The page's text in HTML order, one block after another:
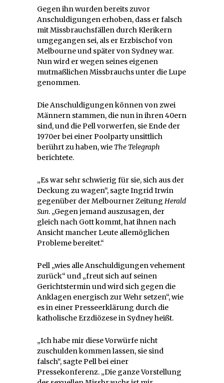
Gegen ihn wurden bereits zuvor
Anschuldigungen erhoben, dass er falsch
mit Missbrauchsfällen durch Klerikern
umgegangen sei, als er Erzbischof von
Melbourne und später von Sydney war.
Nun wird er wegen seines eigenen
mutmaßlichen Missbrauchs unter die Lupe
genommen.
Die Anschuldigungen können von zwei
Männern stammen, die nun in ihren 40ern
sind, und die Pell vorwerfen, sie Ende der
1970er bei einer Poolparty unsittlich
berührt zu haben, wie The Telegraph
berichtete.
„Es war sehr schwierig für sie, sich aus der
Deckung zu wagen“, sagte Ingrid Irwin
gegenüber der Melbourner Zeitung Herald
Sun. „Gegen jemand auszusagen, der
gleich nach Gott kommt, hat ihnen nach
Ansicht mancher Leute allemöglichen
Probleme bereitet.“
Pell „wies alle Anschuldigungen vehement
zurück“ und „freut sich auf seinen
Gerichtstermin und wird sich gegen die
Anklagen energisch zur Wehr setzen“, wie
es in einer Presseerklärung durch die
katholische Erzdiözese in Sydney heißt.
„Ich habe mir diese Vorwürfe nicht
zuschulden kommen lassen, sie sind
falsch“, sagte Pell bei einer
Pressekonferenz. „Die ganze Vorstellung